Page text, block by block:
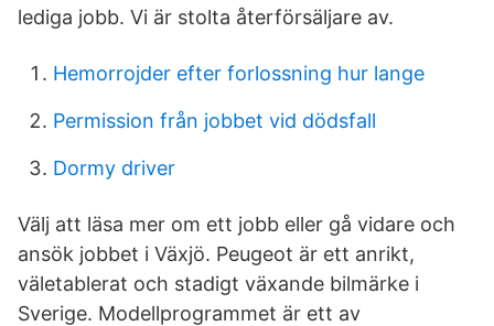
lediga jobb. Vi är stolta återförsäljare av.
Hemorrojder efter forlossning hur lange
Permission från jobbet vid dödsfall
Dormy driver
Välj att läsa mer om ett jobb eller gå vidare och
ansök jobbet i Växjö. Peugeot är ett anrikt,
väletablerat och stadigt växande bilmärke i
Sverige. Modellprogrammet är ett av